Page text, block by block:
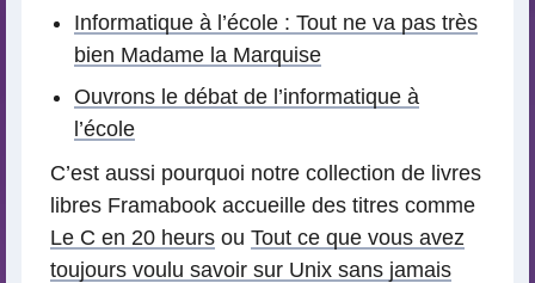
Informatique à l’école : Tout ne va pas très
bien Madame la Marquise
Ouvrons le débat de l’informatique à
l’école
C’est aussi pourquoi notre collection de livres
libres Framabook accueille des titres comme
Le C en 20 heurs ou Tout ce que vous avez
toujours voulu savoir sur Unix sans jamais